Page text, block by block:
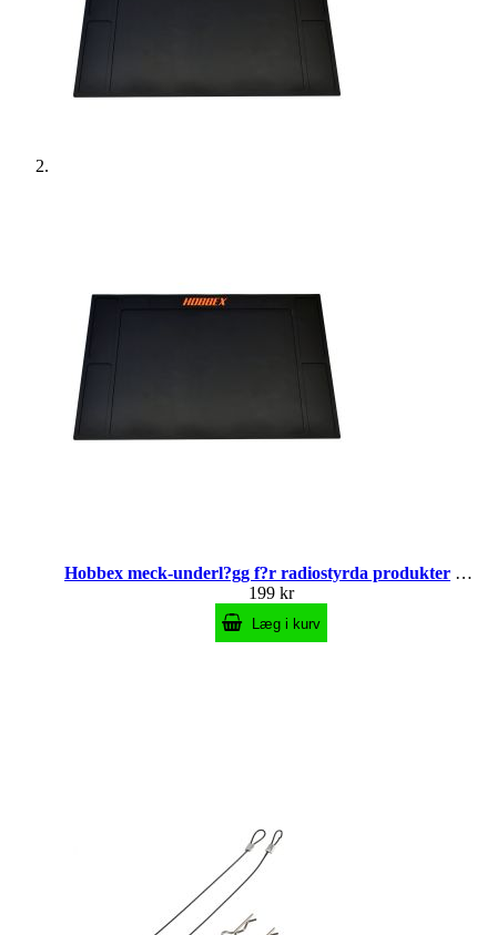
Hobbex meck-underl?gg f?r radiostyrda produkter En
199 kr
Læg i kurv